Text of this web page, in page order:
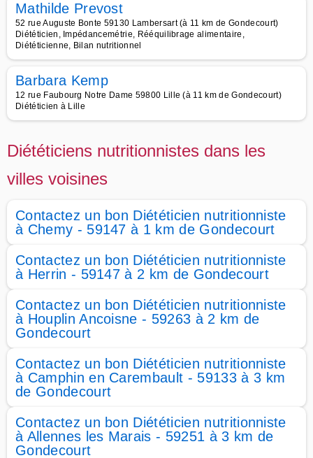
Mathilde Prevost
52 rue Auguste Bonte 59130 Lambersart (à 11 km de Gondecourt)
Diététicien, Impédancemétrie, Rééquilibrage alimentaire,
Diététicienne, Bilan nutritionnel
Barbara Kemp
12 rue Faubourg Notre Dame 59800 Lille (à 11 km de Gondecourt)
Diététicien à Lille
Diététiciens nutritionnistes dans les
villes voisines
Contactez un bon Diététicien nutritionniste
à Chemy - 59147 à 1 km de Gondecourt
Contactez un bon Diététicien nutritionniste
à Herrin - 59147 à 2 km de Gondecourt
Contactez un bon Diététicien nutritionniste
à Houplin Ancoisne - 59263 à 2 km de
Gondecourt
Contactez un bon Diététicien nutritionniste
à Camphin en Carembault - 59133 à 3 km
de Gondecourt
Contactez un bon Diététicien nutritionniste
à Allennes les Marais - 59251 à 3 km de
Gondecourt